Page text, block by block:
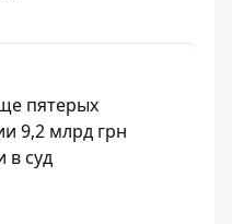
пятерых
9,2 млрд грн
в суд